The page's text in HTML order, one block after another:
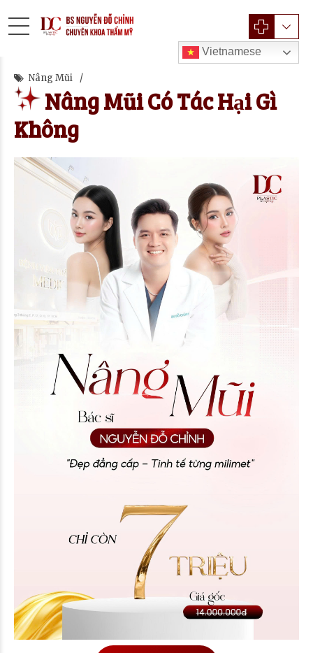
Vietnamese
Nâng Mũi
Nâng Mũi Có Tác Hại Gì
Không